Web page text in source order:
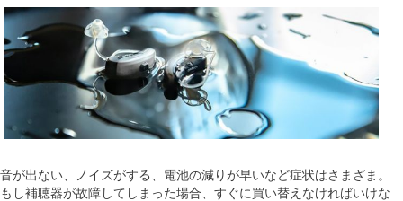
音が出ない、ノイズがする、電池の減りが早いなど症状はさまざま。
もし補聴器が故障してしまった場合、すぐに買い替えなければいけな